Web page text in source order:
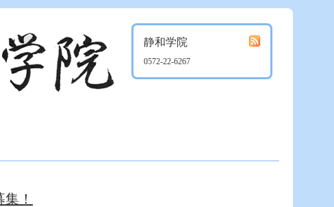
静和学院
0572-22-6267
！